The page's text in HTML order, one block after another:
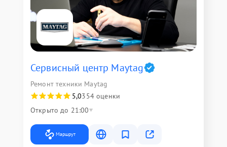
Сервисный центр Maytag
Ремонт техники Maytag
5,0354 оценки
Открыто до 21:00
Маршрут